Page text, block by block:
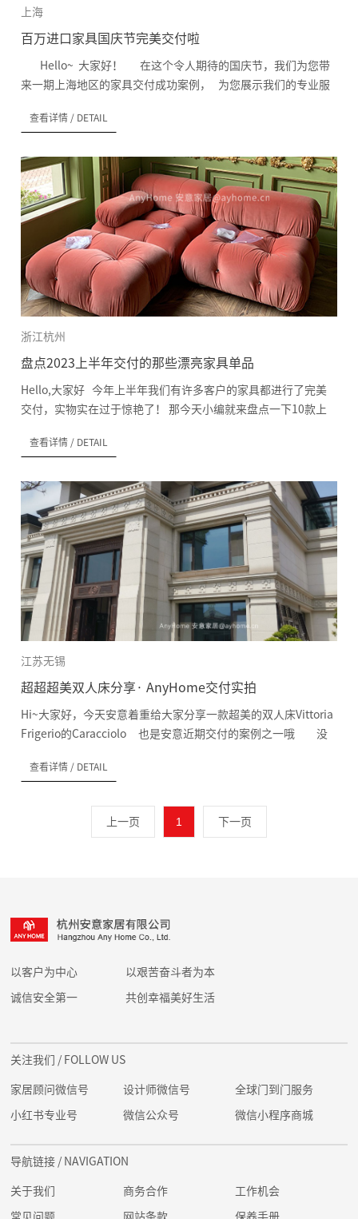
上海
百万进口家具国庆节完美交付啦
Hello~ 大家好！ 在这个令人期待的国庆节，我们为您带
来一期上海地区的家具交付成功案例， 为您展示我们的专业服
些令人振奋的交付案例！希望能为您带来一些灵感和喜悦吧!
查看详情 / DETAIL
浙江杭州
盘点2023上半年交付的那些漂亮家具单品
Hello,大家好 今年上半年我们有许多客户的家具都进行了完美
交付，实物实在过于惊艳了！ 那今天小编就来盘点一下10款上
龙沙发 首先要介绍的非这款少女心满满的粉色变色龙
以自由组合摆放，可以是一套几米的组合沙发，也可以分散在各
个角落 无论是颜值还是实用性还是舒适型都是非常顶级的 这
位业主选择的亮粉色的布艺颜色和法式绿的背景，搭出了不一样
的感觉，审美太好了！ 近距离观察沙发的布艺，仿佛都能感受
到舒适的...
查看详情 / DETAIL
江苏无锡
超超超美双人床分享· AnyHome交付实拍
Hi~大家好，今天安意着重给大家分享一款超美的双人床Vittoria
Frigerio的Caracciolo 也是安意近期交付的案例之一哦 没
的都太有眼光了，少女粉和古老的闷扣手工工艺相结合， 有一
历经百年的历史，品味造型却依旧在线，果然经典的设计总是能
查看详情 / DETAIL
上一页 1 下一页
以客户为中心 以艰苦奋斗者为本
诚信安全第一 共创幸福美好生活
关注我们 / FOLLOW US
家居顾问微信号 设计师微信号 全球门到门服务
小红书专业号 微信公众号 微信小程序商城
导航链接 / NAVIGATION
关于我们 商务合作 工作机会
常见问题 网站条款 保养手册